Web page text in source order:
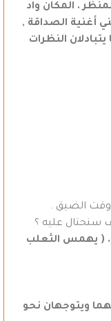
. المكان واد
الصداقة ,
النظرات
الضيق .
سنحتال عليه ؟
. ( يهمس الثعلب
ويتوجهان نحو